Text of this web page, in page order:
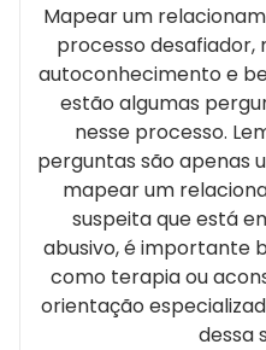
Mapear um
processo
autoconhecimento e
estão algumas
nesse processo.
perguntas são apenas
mapear um
suspeita que está
abusivo, é importante
como terapia ou
orientação
dessa